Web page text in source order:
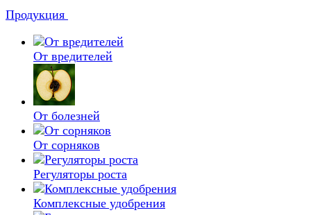
Продукция
От вредителей
От болезней
От сорняков
Регуляторы роста
Комплексные удобрения